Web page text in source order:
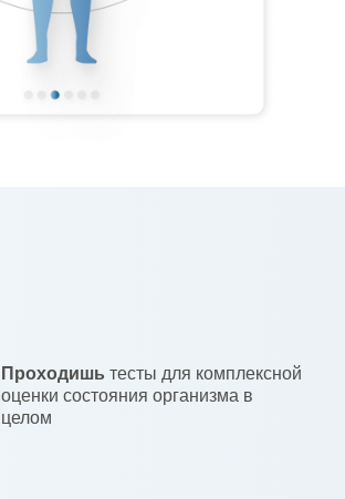
Проходишь тесты для комплексной
оценки состояния организма в
целом